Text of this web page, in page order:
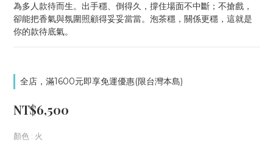
為多人款待而生。出手穩、倒得久，撐住場面不中斷；不搶戲，
卻能把香氣與氛圍照顧得妥妥當當。泡茶穩，關係更穩，這就是
你的款待底氣。
全店，滿1600元即享免運優惠(限台灣本島)
NT$6,500
顏色 : 火